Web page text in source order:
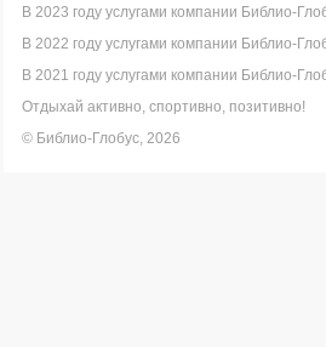
В 2023 году услугами компании Библио-
В 2022 году услугами компании Библио-
В 2021 году услугами компании Библио-
Отдыхай активно, спортивно, позитивно!
© Библио-Глобус, 2026